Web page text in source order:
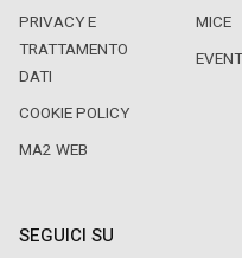
PRIVACY E
TRATTAMENTO
DATI
COOKIE POLICY
MA2 WEB
MICE
SEGUICI SU